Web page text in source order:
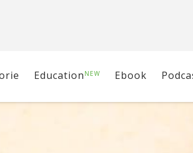
Education NEW Ebook